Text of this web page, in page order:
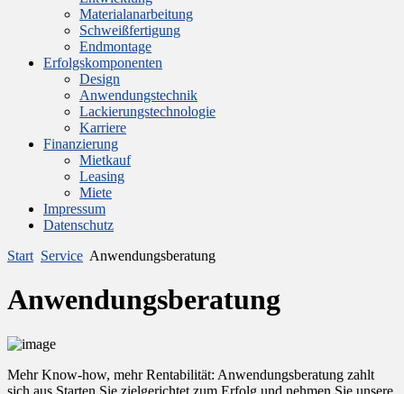
Materialanarbeitung
Schweißfertigung
Endmontage
Erfolgskomponenten
Design
Anwendungstechnik
Lackierungstechnologie
Karriere
Finanzierung
Mietkauf
Leasing
Miete
Impressum
Datenschutz
Start Service Anwendungsberatung
Anwendungsberatung
Mehr Know-how, mehr Rentabilität: Anwendungsberatung zahlt
sich aus Starten Sie zielgerichtet zum Erfolg und nehmen Sie unsere